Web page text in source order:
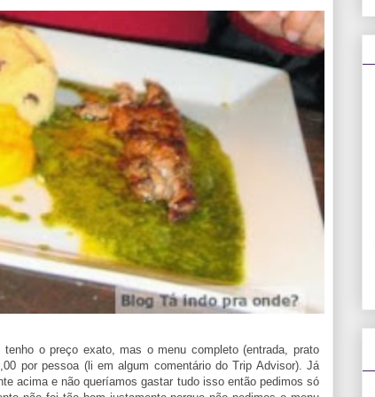
o preço exato, mas o menu completo (entrada, prato
por pessoa (li em algum comentário do Trip Advisor). Já
acima e não queríamos gastar tudo isso então pedimos só